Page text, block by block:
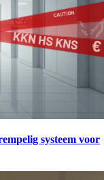
systeem voor